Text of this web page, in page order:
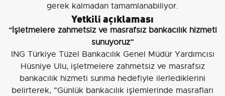
gerek kalmadan tamamlanabiliyor.
Yetkili açıklaması
“İşletmelere zahmetsiz ve masrafsız bankacılık hizmeti
sunuyoruz”
ING Türkiye Tüzel Bankacılık Genel Müdür Yardımcısı
Hüsniye Ulu, işletmelere zahmetsiz ve masrafsız
bankacılık hizmeti sunma hedefiyle ilerlediklerini
belirterek, "Günlük bankacılık işlemlerinde masrafları